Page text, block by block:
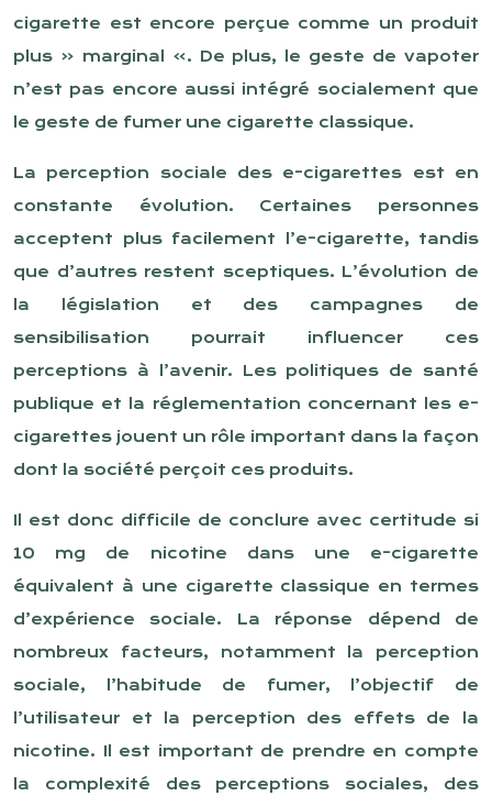
cigarette est encore perçue comme un produit
plus « marginal ». De plus, le geste de vapoter
n’est pas encore aussi intégré socialement que
le geste de fumer une cigarette classique.
La perception sociale des e-cigarettes est en
constante évolution. Certaines personnes
acceptent plus facilement l’e-cigarette, tandis
que d’autres restent sceptiques. L’évolution de
la législation et des campagnes de
sensibilisation pourrait influencer ces
perceptions à l’avenir. Les politiques de santé
publique et la réglementation concernant les e-
cigarettes jouent un rôle important dans la façon
dont la société perçoit ces produits.
Il est donc difficile de conclure avec certitude si
10 mg de nicotine dans une e-cigarette
équivalent à une cigarette classique en termes
d’expérience sociale. La réponse dépend de
nombreux facteurs, notamment la perception
sociale, l’habitude de fumer, l’objectif de
l’utilisateur et la perception des effets de la
nicotine. Il est important de prendre en compte
la complexité des perceptions sociales, des